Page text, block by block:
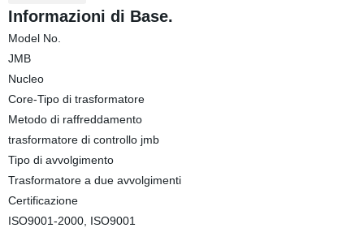
Informazioni di Base.
Model No.
JMB
Nucleo
Core-Tipo di trasformatore
Metodo di raffreddamento
trasformatore di controllo jmb
Tipo di avvolgimento
Trasformatore a due avvolgimenti
Certificazione
ISO9001-2000, ISO9001